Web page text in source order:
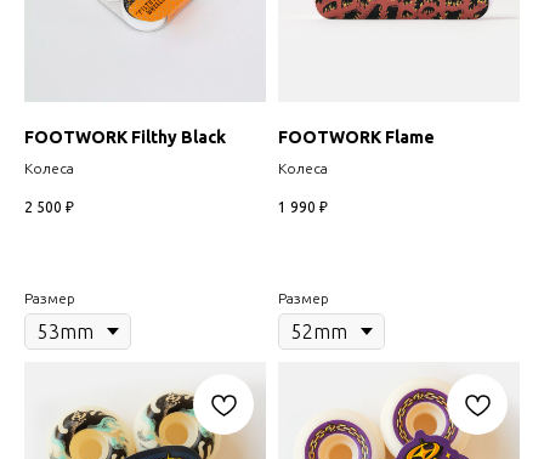
FOOTWORK Filthy Black
Колеса
2 500 ₽
Размер
FOOTWORK Flame
Колеса
1 990 ₽
Размер